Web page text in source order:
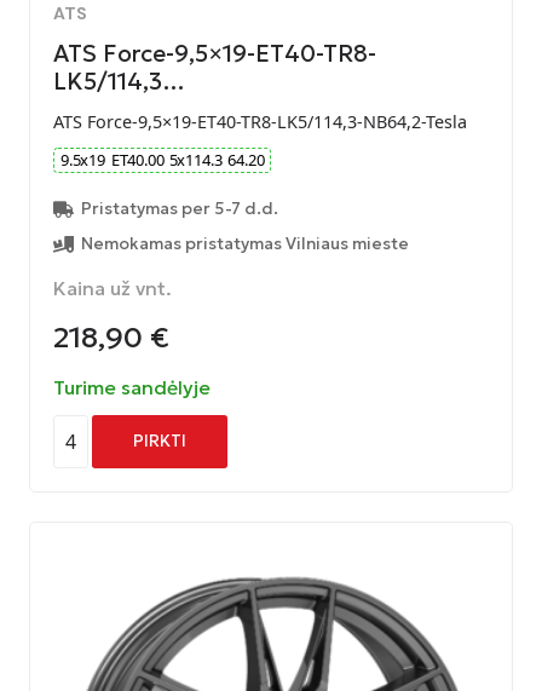
ATS
ATS Force-9,5×19-ET40-TR8-
LK5/114,3…
ATS Force-9,5×19-ET40-TR8-LK5/114,3-NB64,2-Tesla
9.5x19 ET40.00 5x114.3 64.20
Pristatymas per 5-7 d.d.
Nemokamas pristatymas Vilniaus mieste
Kaina už vnt.
218,90 €
Turime sandėlyje
4 PIRKTI